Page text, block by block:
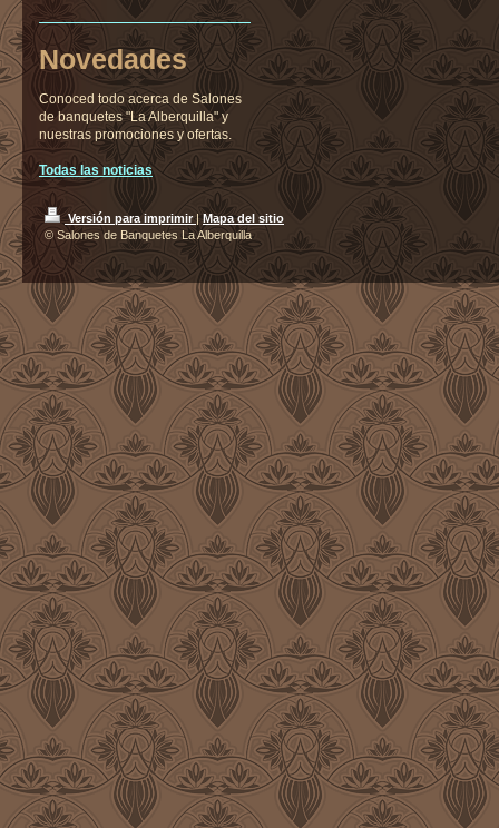
Novedades
Conoced todo acerca de Salones
de banquetes "La Alberquilla" y
nuestras promociones y ofertas.
Todas las noticias
Versión para imprimir | Mapa del sitio
© Salones de Banquetes La Alberquilla